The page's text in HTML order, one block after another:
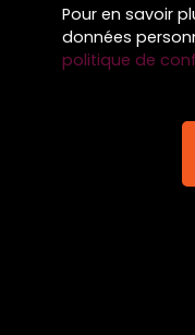
Pour en savoir
données
politique de